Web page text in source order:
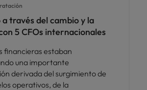
través del cambio y la
5 CFOs internacionales
financieras estaban
una importante
derivada del surgimiento de
operativos, de la